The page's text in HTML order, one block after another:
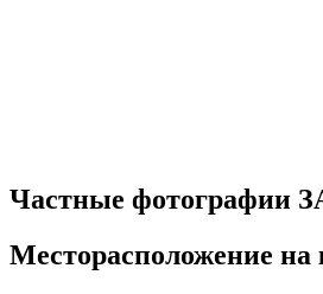
Частные фотографии
Месторасположение на